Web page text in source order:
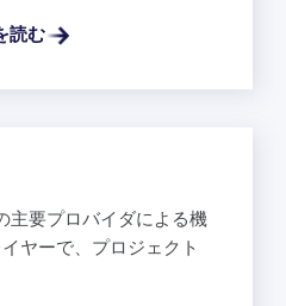
読む
主要プロバイダによる機
ヤーで、プロジェクト